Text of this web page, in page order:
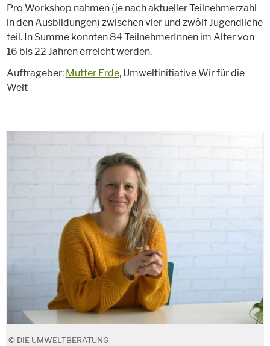
Pro Workshop nahmen (je nach aktueller Teilnehmerzahl
in den Ausbildungen) zwischen vier und zwölf Jugendliche
teil. In Summe konnten 84 TeilnehmerInnen im Alter von
16 bis 22 Jahren erreicht werden.
Auftrageber: Mutter Erde, Umweltinitiative Wir für die
Welt
© DIE UMWELTBERATUNG